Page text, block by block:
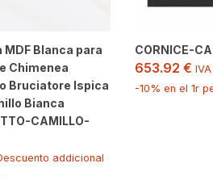
Blanca para
Chimenea
Bruciatore Ispica
Bianca
CAMILLO-
addicional
CORNICE-
653.92 €
-10% en el 1r